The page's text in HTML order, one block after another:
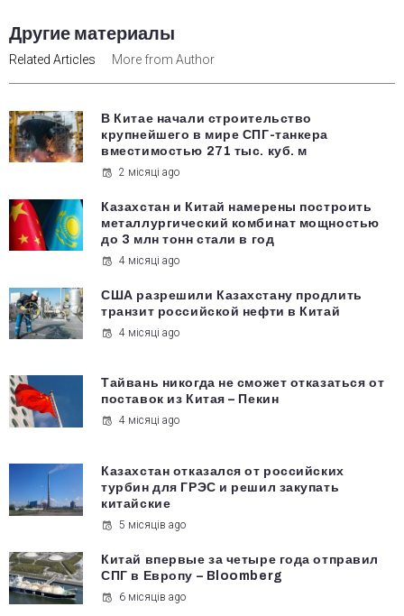
Другие материалы
Related Articles More from Author
В Китае начали строительство
крупнейшего в мире СПГ-танкера
вместимостью 271 тыс. куб. м
2 місяці ago
Казахстан и Китай намерены построить
металлургический комбинат мощностью
до 3 млн тонн стали в год
4 місяці ago
США разрешили Казахстану продлить
транзит российской нефти в Китай
4 місяці ago
Тайвань никогда не сможет отказаться от
поставок из Китая – Пекин
4 місяці ago
Казахстан отказался от российских
турбин для ГРЭС и решил закупать
китайские
5 місяців ago
Китай впервые за четыре года отправил
СПГ в Европу – Bloomberg
6 місяців ago